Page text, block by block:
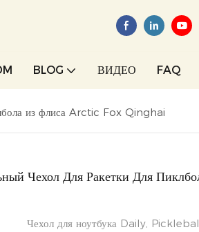
BLOG ВИДЕО FAQ
из флиса Arctic Fox Qinghai
Чехол Для Ракетки Для
Чехол для ноутбука Daily,